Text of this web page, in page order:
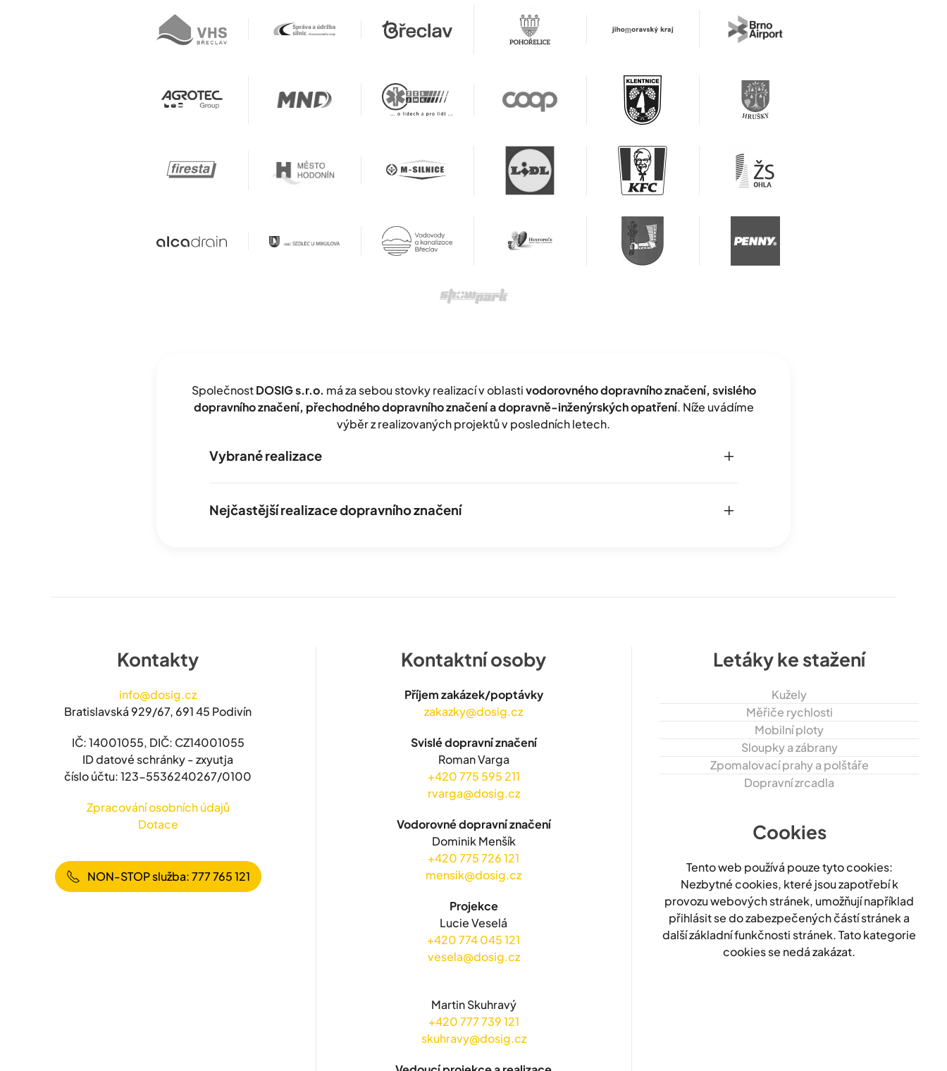
SpolečnostDOSIG s.r.o. má za sebou stovky realizací v oblastivodorovného dopravního značení, svislého
dopravního značení, přechodného dopravního značení a dopravně-inženýrských opatření. Níže uvádíme
výběr z realizovaných projektů v posledních letech.
Vybrané realizace
Nejčastější realizace dopravního značení
Kontakty
info@dosig.cz
Bratislavská 929/67, 691 45 Podivín
IČ: 14001055, DIČ: CZ14001055
ID datové schránky - zxyutja
číslo účtu: 123-5536240267/0100
Zpracování osobních údajů
Dotace
NON-STOP služba: 777 765 121
Kontaktní osoby
Příjem zakázek/poptávky
zakazky@dosig.cz
Svislé dopravní značení
Roman Varga
+420 775 595 211
rvarga@dosig.cz
Vodorovné dopravní značení
Dominik Menšík
+420 775 726 121
mensik@dosig.cz
Projekce
Lucie Veselá
+420 774 045 121
vesela@dosig.cz
Martin Skuhravý
+420 777 739 121
skuhravy@dosig.cz
Letáky ke stažení
Kužely
Měřiče rychlosti
Mobilní ploty
Sloupky a zábrany
Zpomalovací prahy a polštáře
Dopravní zrcadla
Cookies
Tento web používá pouze tyto cookies:
Nezbytné cookies, které jsou zapotřebí k
provozu webových stránek, umožňují například
přihlásit se do zabezpečených částí stránek a
další základní funkčnosti stránek. Tato kategorie
cookies se nedá zakázat.